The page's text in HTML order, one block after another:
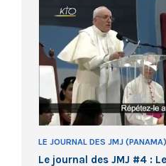
LE JOURNAL DES JMJ (PANAMA)
Le journal des JMJ #4 :